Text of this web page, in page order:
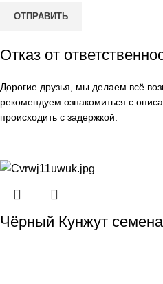
Отказ от
Дорогие друзья, мы делаем всё
рекомендуем ознакомиться с
происходить с задержкой.
Чёрный Кунжут